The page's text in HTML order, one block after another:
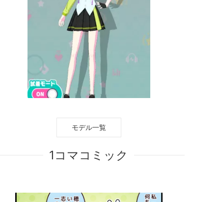
モデル一覧
1コマコミック